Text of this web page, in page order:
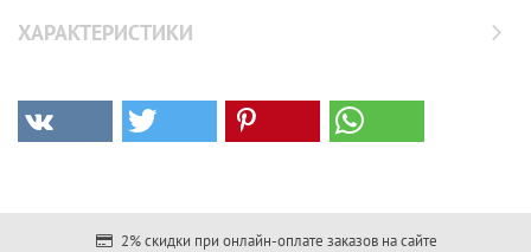
ХАРАКТЕРИСТИКИ
2% скидки при онлайн-оплате заказов на сайте